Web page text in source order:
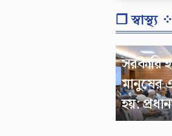
❐ স্বাস্থ্য ⁘
সরকারি
মানুষের
হয়: